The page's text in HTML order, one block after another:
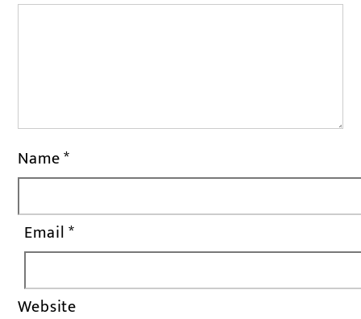
Name*
Email*
Website